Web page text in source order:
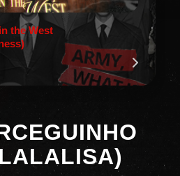
the West